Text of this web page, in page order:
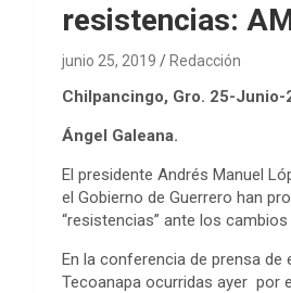
resistencias:
junio 25, 2019 Redacción
Chilpancingo, Gro. 25-Junio-
Ángel Galeana.
El presidente Andrés Manuel
el Gobierno de Guerrero han
“resistencias” ante los
En la conferencia de prensa
Tecoanapa ocurridas ayer por